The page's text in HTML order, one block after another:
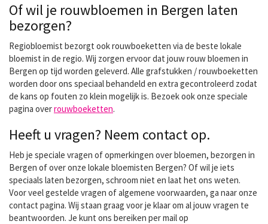
Of wil je rouwbloemen in Bergen laten
bezorgen?
Regiobloemist bezorgt ook rouwboeketten via de beste lokale
bloemist in de regio. Wij zorgen ervoor dat jouw rouw bloemen in
Bergen op tijd worden geleverd. Alle grafstukken / rouwboeketten
worden door ons speciaal behandeld en extra gecontroleerd zodat
de kans op fouten zo klein mogelijk is. Bezoek ook onze speciale
pagina overrouwboeketten.
Heeft u vragen? Neem contact op.
Heb je speciale vragen of opmerkingen over bloemen, bezorgen in
Bergen of over onze lokale bloemisten Bergen? Of wil je iets
speciaals laten bezorgen, schroom niet en laat het ons weten.
Voor veel gestelde vragen of algemene voorwaarden, ga naar onze
contact pagina. Wij staan graag voor je klaar om al jouw vragen te
beantwoorden. Je kunt ons bereiken per mail op